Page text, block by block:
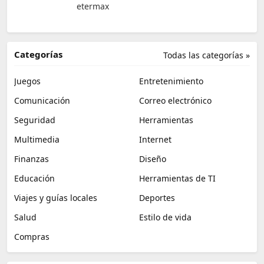
etermax
Todas las categorías »
Categorías
Juegos
Entretenimiento
Comunicación
Correo electrónico
Seguridad
Herramientas
Multimedia
Internet
Finanzas
Diseño
Educación
Herramientas de TI
Viajes y guías locales
Deportes
Salud
Estilo de vida
Compras